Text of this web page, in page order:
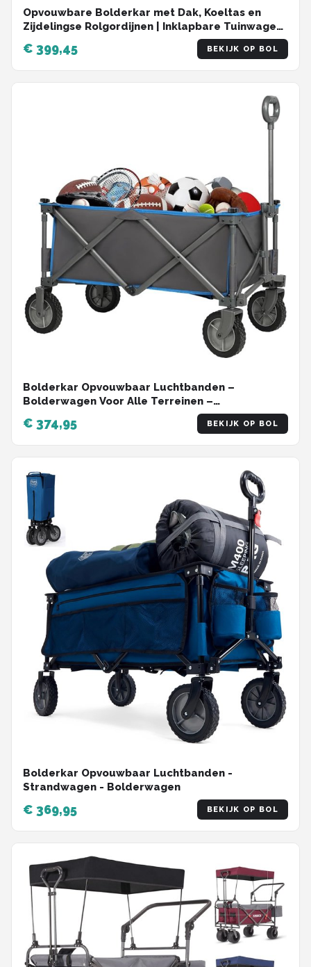
Opvouwbare Bolderkar met Dak, Koeltas en
Zijdelingse Rolgordijnen | Inklapbare Tuinwagen
€ 399,45 BEKIJK OP BOL
Bolderkar Opvouwbaar Luchtbanden –
Bolderwagen Voor Alle Terreinen –
Boodschappenwagen Met 100Kg Belastbaarheid
– Strandkar Met Verstelbare Handgreep –
Tuinkar – 80 x 40 x 30 cm
€ 374,95 BEKIJK OP BOL
Bolderkar Opvouwbaar Luchtbanden -
Strandwagen - Bolderwagen
€ 369,95 BEKIJK OP BOL